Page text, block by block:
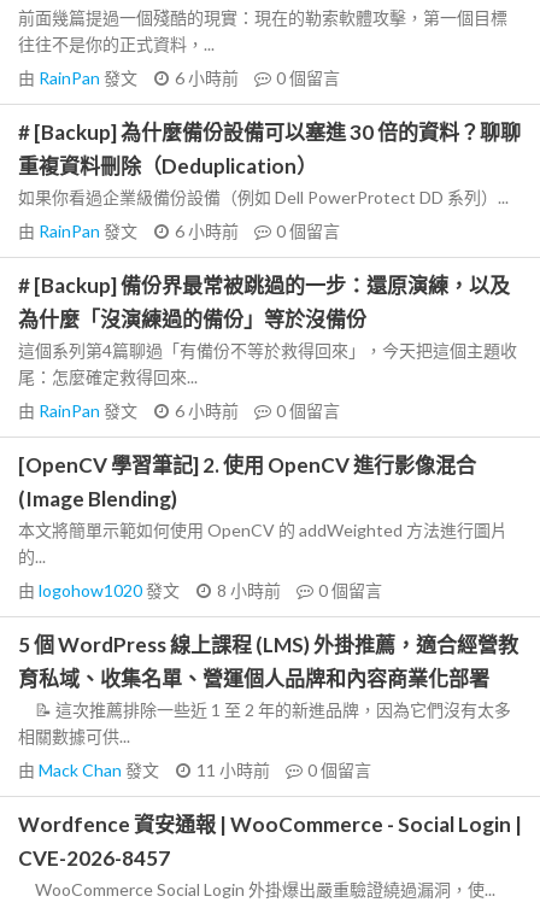
前面幾篇提過一個殘酷的現實：現在的勒索軟體攻擊，第一個目標
往往不是你的正式資料，...
由 RainPan 發文 6 小時前 0個留言
# [Backup] 為什麼備份設備可以塞進 30 倍的資料？聊聊
重複資料刪除（Deduplication）
如果你看過企業級備份設備（例如 Dell PowerProtect DD 系列）...
由 RainPan 發文 6 小時前 0個留言
# [Backup] 備份界最常被跳過的一步：還原演練，以及
為什麼「沒演練過的備份」等於沒備份
這個系列第4篇聊過「有備份不等於救得回來」，今天把這個主題收
尾：怎麼確定救得回來...
由 RainPan 發文 6 小時前 0個留言
[OpenCV 學習筆記] 2. 使用 OpenCV 進行影像混合
(Image Blending)
本文將簡單示範如何使用 OpenCV 的 addWeighted 方法進行圖片
的...
由 logohow1020發文 8 小時前 0個留言
5 個 WordPress 線上課程 (LMS) 外掛推薦，適合經營教
育私域、收集名單、營運個人品牌和內容商業化部署
📝 這次推薦排除一些近 1 至 2 年的新進品牌，因為它們沒有太多
相關數據可供...
由 Mack Chan 發文 11 小時前 0個留言
Wordfence 資安通報 | WooCommerce - Social Login |
CVE-2026-8457
WooCommerce Social Login 外掛爆出嚴重驗證繞過漏洞，使...